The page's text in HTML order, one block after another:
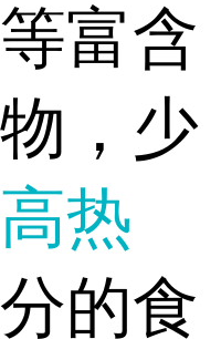
富含
，少
高热
的食